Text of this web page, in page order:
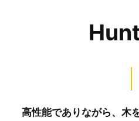
高性能でありながら、木